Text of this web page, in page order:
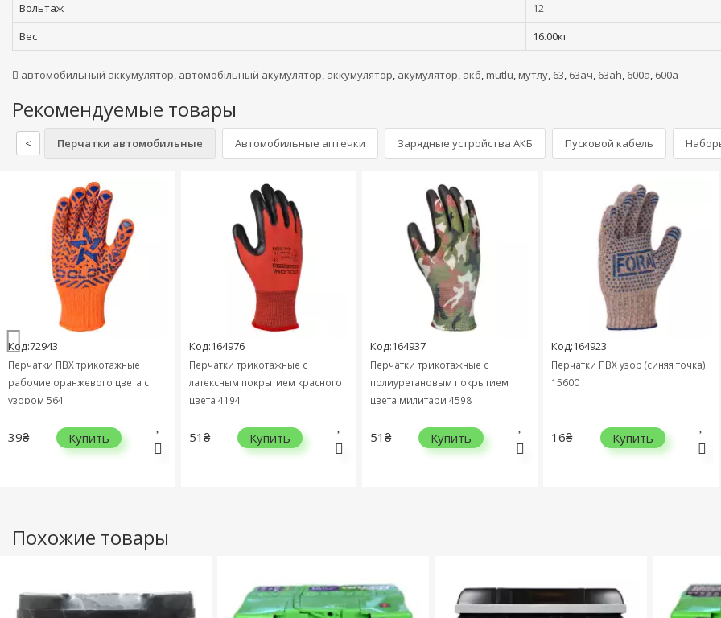
Вольтаж
12
Вес
16.00кг
автомобильный аккумулятор, автомобільный акумулятор, аккумулятор, акумулятор, акб, mutlu, мутлу, 63, 63ач, 63ah, 600а, 600a
Рекомендуемые товары
< Перчатки автомобильные Автомобильные аптечки Зарядные устройства АКБ Пусковой кабель
Код:72943
Перчатки ПВХ трикотажные
рабочие оранжевого цвета с
узором 564
39₴ Купить
Код:164976
Перчатки трикотажные с
латексным покрытием красного
цвета 4194
51₴ Купить
Код:164937
Перчатки трикотажные с
полиуретановым покрытием
цвета милитари 4598
51₴ Купить
Код:164923
Перчатки ПВХ узор (синяя точка)
15600
16₴ Купить
Похожие товары